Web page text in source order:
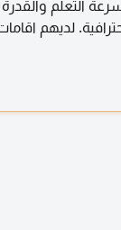
التعلم
لديهم